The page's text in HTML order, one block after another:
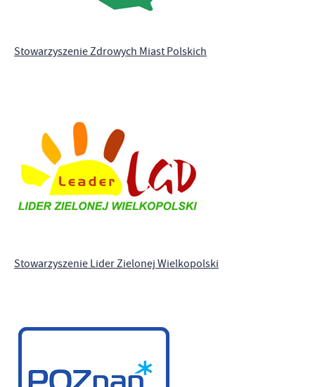
Stowarzyszenie Zdrowych Miast Polskich
Stowarzyszenie Lider Zielonej Wielkopolski